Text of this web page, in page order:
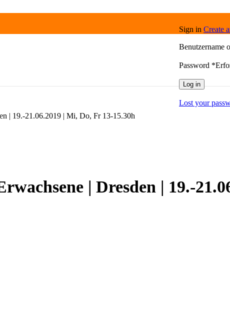
Sign in Create
Benutzername
Password *
Log in
Lost your
| 19.-21.06.2019 | Mi, Do, Fr 13-15.30h
| Dresden | 19.-